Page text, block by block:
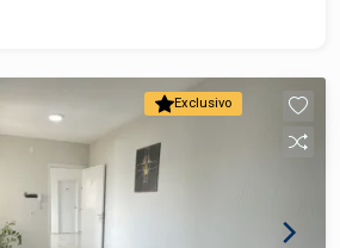
com armários funcionais, ideal
com
interno; Condomínio
e áreas de lazer como
de festas e vaga de garagem,
Exclusivo